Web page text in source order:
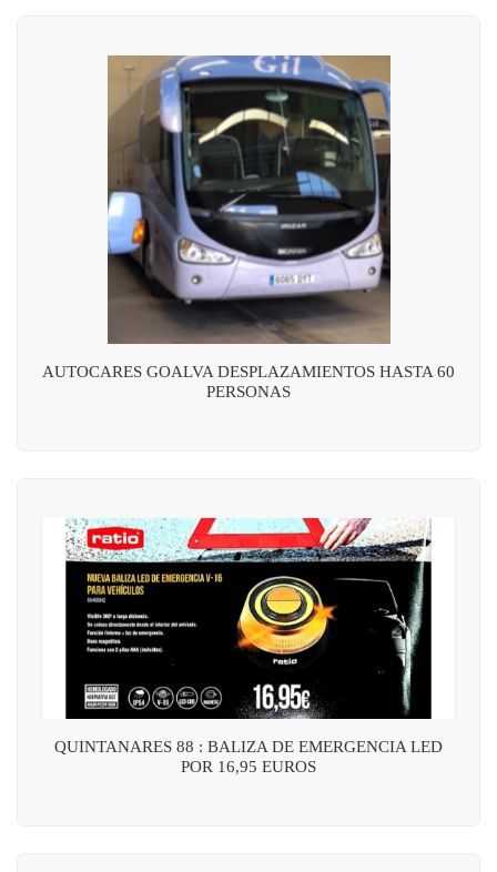
AUTOCARES GOALVA DESPLAZAMIENTOS HASTA 60
PERSONAS
QUINTANARES 88 : BALIZA DE EMERGENCIA LED
POR 16,95 EUROS